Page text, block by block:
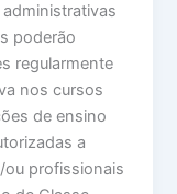
poderão
regularmente
nos cursos
de ensino
a
profissionais